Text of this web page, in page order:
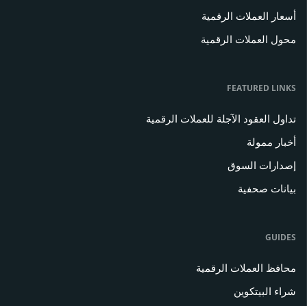
أسعار العملات الرقمية
محول العملات الرقمية
FEATURED LINKS
تداول العقود الآجلة للعملات الرقمية
أخبار ممولة
إصدارات السوق
بيانات صحفية
GUIDES
محافظ العملات الرقمية
شراء البيتكوين